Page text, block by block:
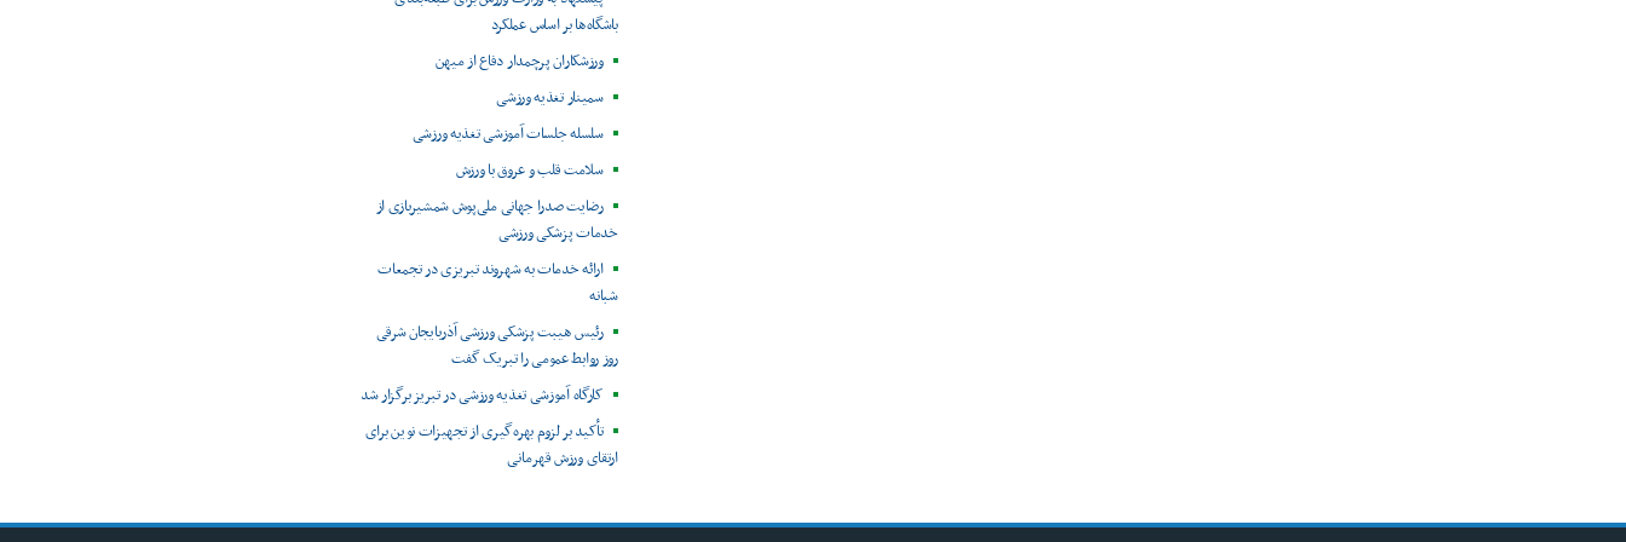
باشگاه‌ها بر اساس عملکرد
ورزشکاران پرچمدار دفاع از میهن
سمینار تغذیه ورزشی
سلسله جلسات آموزشی تغذیه ورزشی
سلامت قلب و عروق با ورزش
رضایت صدرا جهانی ملی‌پوش شمشیربازی از
خدمات پزشکی ورزشی
ارائه خدمات به شهروند تبریزی در تجمعات
شبانه
رئیس هیبت پزشکی ورزشی آذربایجان شرقی
روز روابط عمومی را تبریک گفت
کارگاه آموزشی تغذیه ورزشی در تبریز برگزار شد
تأکید بر لزوم بهره‌گیری از تجهیزات نوین برای
ارتقای ورزش قهرمانی